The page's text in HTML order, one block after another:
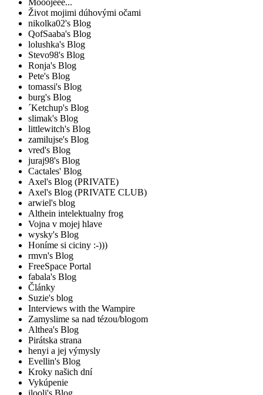
Život mojimi dúhovými očami
nikolka02's Blog
QofSaaba's Blog
lolushka's Blog
Stevo98's Blog
Ronja's Blog
Pete's Blog
tomassi's Blog
burg's Blog
´Ketchup's Blog
slimak's Blog
littlewitch's Blog
zamilujse's Blog
vred's Blog
juraj98's Blog
Cactales' Blog
Axel's Blog (PRIVATE)
Axel's Blog (PRIVATE CLUB)
arwiel's blog
Althein intelektualny frog
Vojna v mojej hlave
wysky's Blog
Honíme si ciciny :-)))
rmvn's Blog
FreeSpace Portal
fabala's Blog
Články
Suzie's blog
Interviews with the Wampire
Zamyslime sa nad tézou/blogom
Althea's Blog
Pirátska strana
henyi a jej výmysly
Evellin's Blog
Kroky našich dní
Vykúpenie
ilooli's Blog